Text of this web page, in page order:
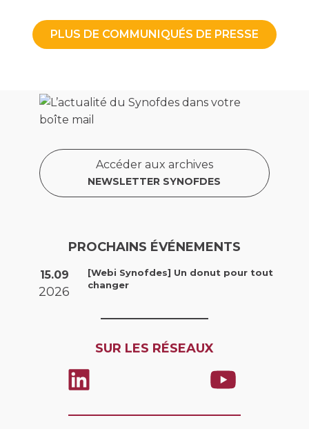
PLUS DE COMMUNIQUÉS DE PRESSE
Accéder aux archives
NEWSLETTER SYNOFDES
PROCHAINS ÉVÉNEMENTS
15.09
2026
[Webi Synofdes] Un donut pour tout
changer
SUR LES RÉSEAUX